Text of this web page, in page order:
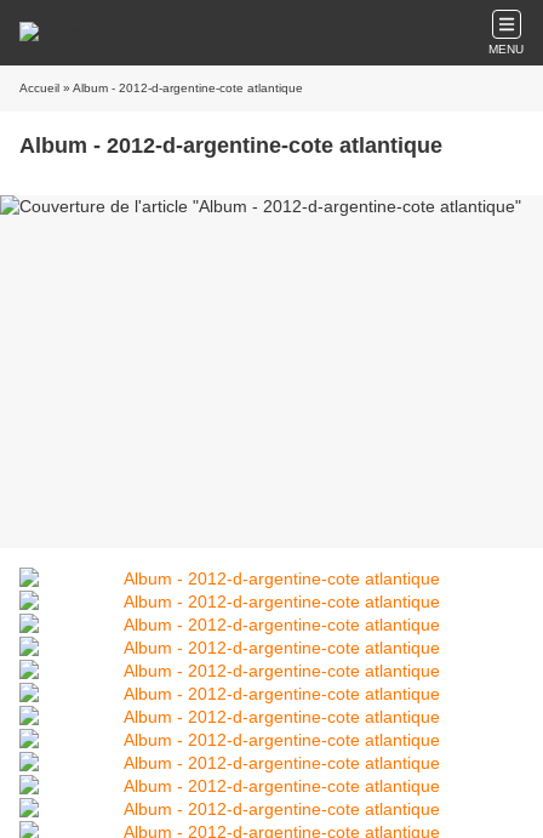
MENU
Accueil » Album - 2012-d-argentine-cote atlantique
Album - 2012-d-argentine-cote atlantique